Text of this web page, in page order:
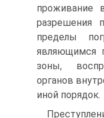
проживание
разрешения
пределы
являющимся
зоны,
органов
иной порядок.